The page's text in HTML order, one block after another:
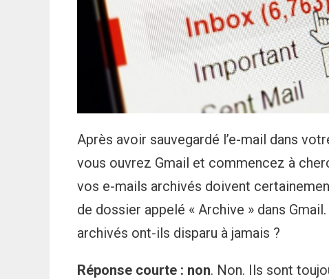
Après avoir sauvegardé l’e-mail dans
vous ouvrez Gmail et commencez à
vos e-mails archivés doivent
de dossier appelé « Archive » dans
archivés ont-ils disparu à jamais ?
Réponse courte : non. Non. Ils sont